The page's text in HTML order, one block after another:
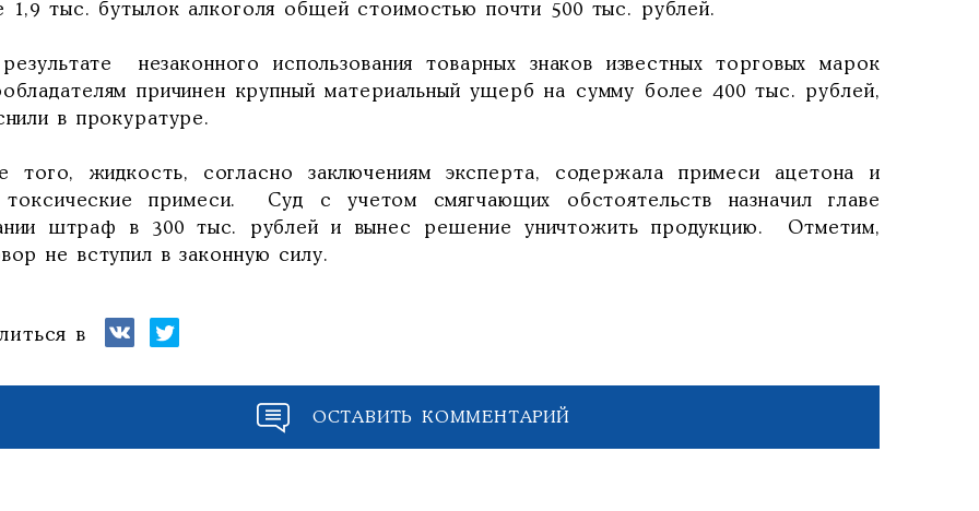
1,9 тыс. бутылок алкоголя общей стоимостью почти 500 тыс. рублей.
незаконного использования товарных знаков известных торговых марок
причинен крупный материальный ущерб на сумму более 400 тыс. рублей,
в прокуратуре.
того, жидкость, согласно заключениям эксперта, содержала примеси ацетона и
примеси. Суд с учетом смягчающих обстоятельств назначил главе
штраф в 300 тыс. рублей и вынес решение уничтожить продукцию. Отметим,
не вступил в законную силу.
в
ОСТАВИТЬ КОММЕНТАРИЙ